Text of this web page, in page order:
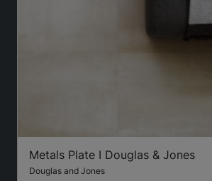
Metals Plate I Douglas & Jones
Douglas and Jones